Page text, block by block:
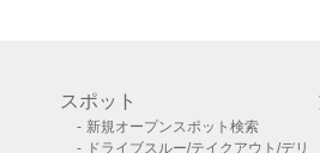
スポット
新規オープンスポット検索
ドライブスルー/テイクアウト/デリ